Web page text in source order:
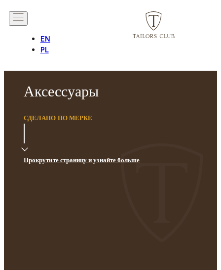
EN
PL
Аксессуары
СДЕЛАНО ПО МЕРКЕ
Прокрутите страницу и узнайте больше